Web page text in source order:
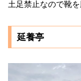
土足禁止なので靴
延養亭